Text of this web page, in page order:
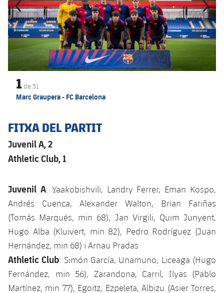
Classificació
Resultats
Classificació
Hockey Herba Femení
Plantilla
Agenda
Rugby
plusicon
més
Actualitat
Calendari
Resultats
Classificació
Voleibol
plusicon
més
Voleibol femení
Apunta't a les amateurs
plusicon
més
Carnet de l'Esportista Amateur
League of Legends
VALORANT Rising
VALORANT Game Changers
1 de31
Marc Graupera - FC Barcelona
FITXA DEL PARTIT
Juvenil A, 2
Athletic Club, 1
Juvenil A: Yaakobishvili, Landry Ferrer, Eman Kospo,
Andrés Cuenca, Alexander Walton, Brian Fariñas
(Tomás Marqués, min 68), Jan Virgili, Quim Junyent,
Hugo Alba (Kluivert, min 82), Pedro Rodríguez (Juan
Hernández, min 68) i Arnau Pradas
Athletic Club: Simón García, Unamuno, Liceaga (Hugo
Fernández, min 56), Zarandona, Carril, Ilyas (Pablo
Martínez, min 77), Egoitz, Ezpeleta, Albizu (Asier Torres,